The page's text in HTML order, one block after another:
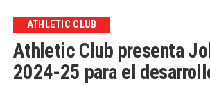
ATHLETIC CLUB
Athletic Club presenta
2024-25 para el